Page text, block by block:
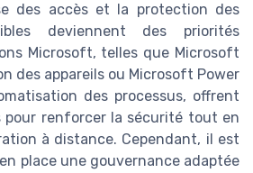
des accès et la protection des
deviennent des priorités
Microsoft, telles que Microsoft
des appareils ou Microsoft Power
des processus, offrent
pour renforcer la sécurité tout en
à distance. Cependant, il est
place une gouvernance adaptée